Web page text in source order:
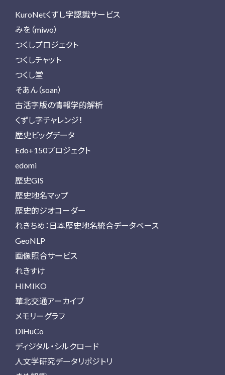
KuroNetくずし字認識サービス
みを（miwo）
つくしプロジェクト
つくしチャット
つくし堂
そあん（soan）
古活字版の情報学的解析
くずし字チャレンジ！
歴史ビッグデータ
Edo+150プロジェクト
edomi
歴史GIS
歴史地名マップ
歴史的ジオコーダー
れきちめ：日本歴史地名統合データベース
GeoNLP
画像照合サービス
れきすけ
HIMIKO
華北交通アーカイブ
メモリーグラフ
DiHuCo
ディジタル・シルクロード
人文学研究データリポジトリ